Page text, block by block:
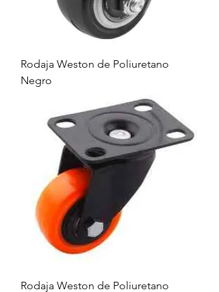
Rodaja Weston de Poliuretano
Negro
Rodaja Weston de Poliuretano